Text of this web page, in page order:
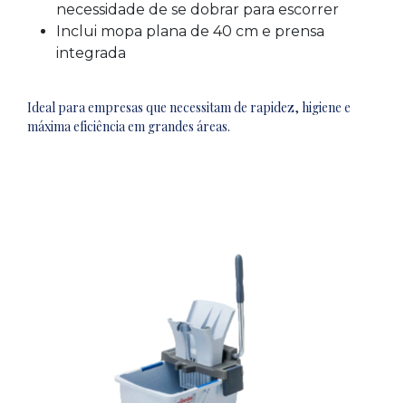
necessidade de se dobrar para escorrer
Inclui mopa plana de 40 cm e prensa
integrada
Ideal para empresas que necessitam de rapidez, higiene e
máxima eficiência em grandes áreas.